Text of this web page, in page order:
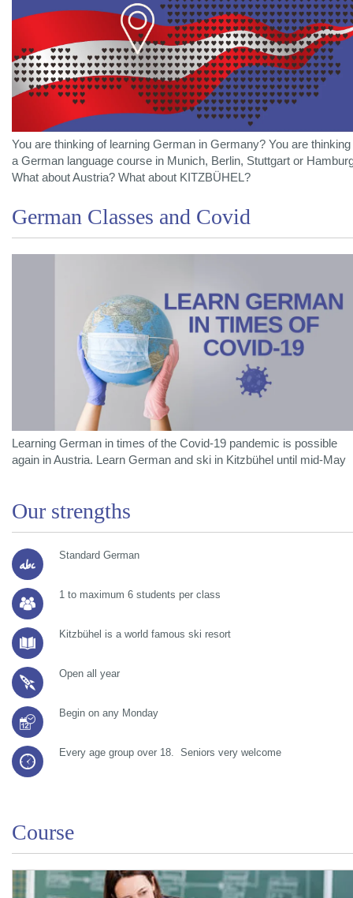
You are thinking of learning German in Germany? You are thinking
a German language course in Munich, Berlin, Stuttgart or
What about Austria? What about KITZBÜHEL?
German Classes and Covid
Learning German in times of the Covid-19 pandemic is possible
again in Austria. Learn German and ski in Kitzbühel until mid-May
Our strengths
Standard German
1 to maximum 6 students per class
Kitzbühel is a world famous ski resort
Open all year
Begin on any Monday
Every age group over 18. Seniors very welcome
Course